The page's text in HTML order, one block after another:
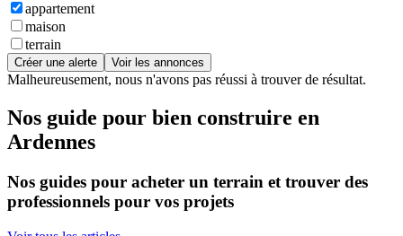
appartement
maison
terrain
Créer une alerte Voir les annonces
Malheureusement, nous n'avons pas réussi à trouver de résultat.
Nos guide pour bien construire en
Ardennes
Nos guides pour acheter un terrain et trouver des
professionnels pour vos projets